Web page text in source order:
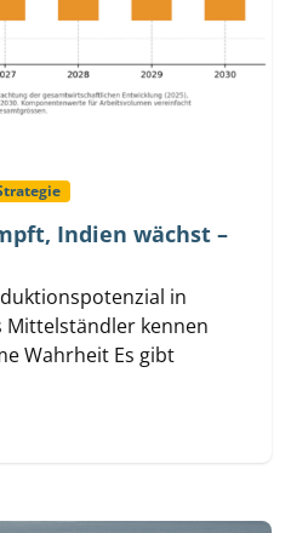
Indien wächst –
in
Mittelständler kennen
Wahrheit Es gibt